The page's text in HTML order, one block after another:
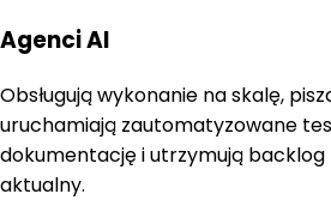
Agenci AI
Obsługują wykonanie na skalę,
uruchamiają zautomatyzowane
dokumentację i utrzymują backlog
aktualny.